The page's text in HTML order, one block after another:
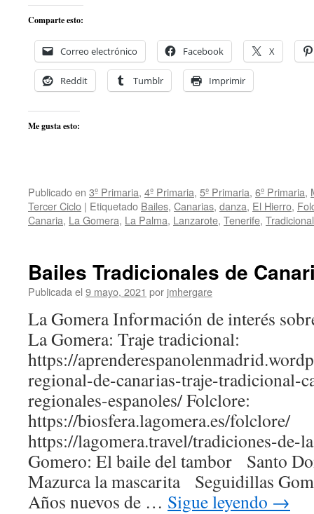
Comparte esto:
Correo electrónico Facebook X
Reddit Tumblr Imprimir
Me gusta esto:
Publicado en 3º Primaria, 4º Primaria, 5º Primaria, 6º Primaria,
Tercer Ciclo | Etiquetado Bailes, Canarias, danza, El Hierro,
Canaria, La Gomera, La Palma, Lanzarote, Tenerife, Tradicional
Bailes Tradicionales de
Publicada el 9 mayo, 2021 por jmhergare
La Gomera Información de interés
La Gomera: Traje tradicional:
https://
regional-de-canarias-traje-tradicional-
regionales-espanoles/ Folclore:
https://biosfera.lagomera.es/folclore/
https://lagomera.travel/tradiciones-de-
Gomero: El baile del tambor Santo
Mazurca la mascarita Seguidillas
Años nuevos de … Sigue leyendo →